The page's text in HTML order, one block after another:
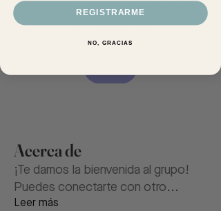
Este grupo es privado. Envía una
solicitud para unirte.
Acerca de
¡Te damos la bienvenida al grupo!
Puedes conectarte con otro...
Leer más
REGISTRARME
NO, GRACIAS